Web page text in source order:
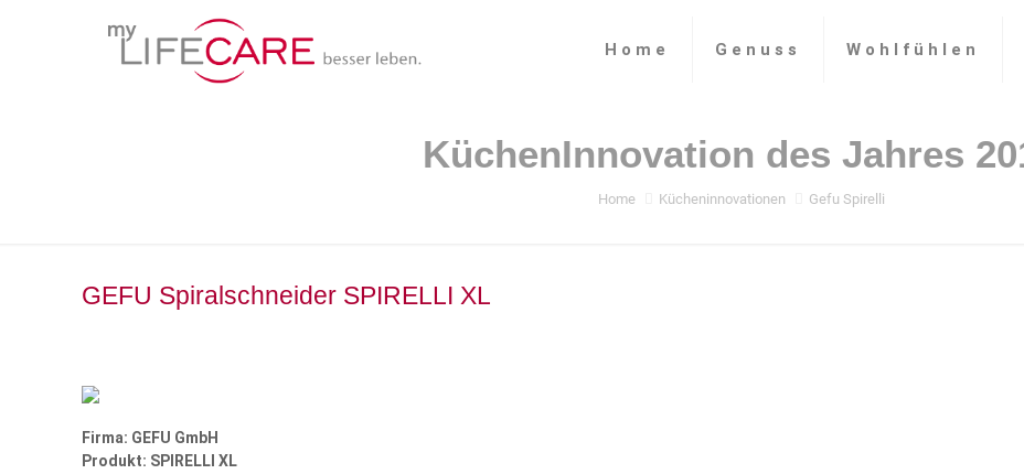
Home Genuss Wohlfühlen
Home Kücheninnovationen Gefu Spirelli
GEFU Spiralschneider SPIRELLI XL
Firma: GEFU GmbH
Produkt: SPIRELLI XL